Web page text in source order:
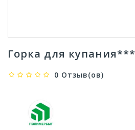
Горка для купания***
0 Отзыв(ов)